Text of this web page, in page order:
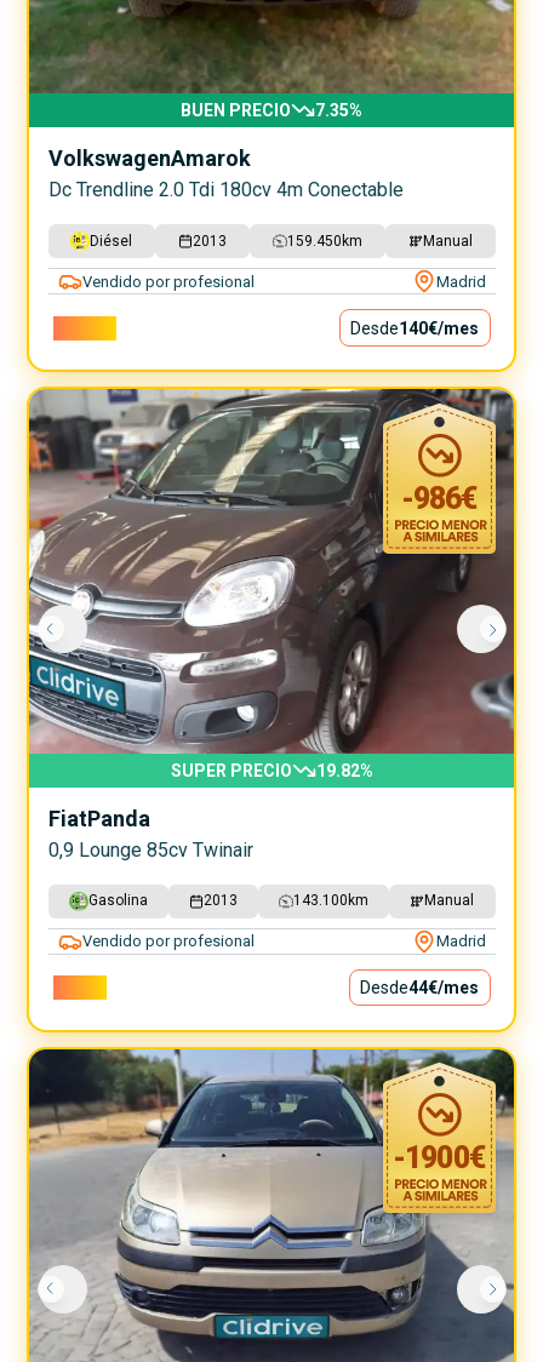
BUEN PRECIO 7.35%
VolkswagenAmarok
Dc Trendline 2.0 Tdi 180cv 4m Conectable
Diésel 2013 159.450 km Manual
Vendido por profesional Madrid
Desde140€/mes
-986€
SUPER PRECIO 19.82%
FiatPanda
0,9 Lounge 85cv Twinair
Gasolina 2013 143.100 km Manual
Vendido por profesional Madrid
Desde44€/mes
-1900€